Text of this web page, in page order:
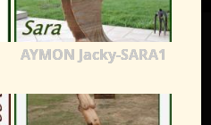
AYMON Jacky-SARA1